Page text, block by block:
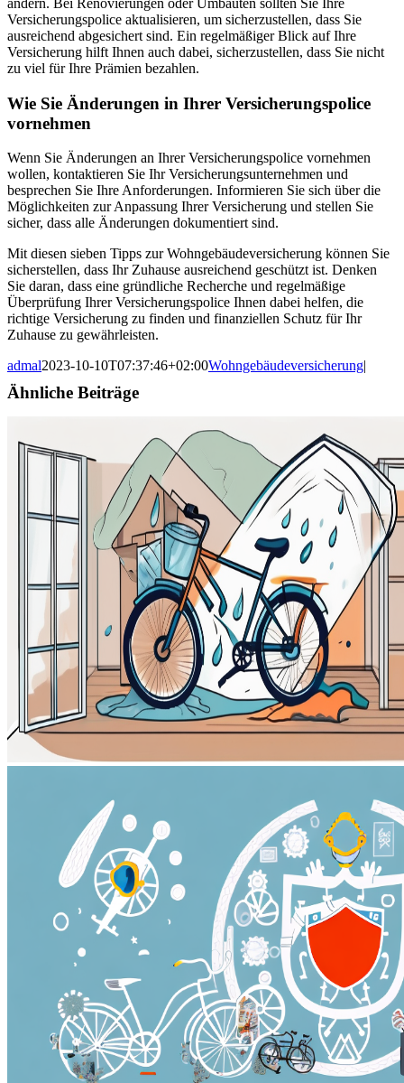
Versicherungspolice aktualisieren, um sicherzustellen, dass Sie
ausreichend abgesichert sind. Ein regelmäßiger Blick auf Ihre
Versicherung hilft Ihnen auch dabei, sicherzustellen, dass Sie nicht
zu viel für Ihre Prämien bezahlen.
Wie Sie Änderungen in Ihrer Versicherungspolice
vornehmen
Wenn Sie Änderungen an Ihrer Versicherungspolice vornehmen
wollen, kontaktieren Sie Ihr Versicherungsunternehmen und
besprechen Sie Ihre Anforderungen. Informieren Sie sich über die
Möglichkeiten zur Anpassung Ihrer Versicherung und stellen Sie
sicher, dass alle Änderungen dokumentiert sind.
Mit diesen sieben Tipps zur Wohngebäudeversicherung können Sie
sicherstellen, dass Ihr Zuhause ausreichend geschützt ist. Denken
Sie daran, dass eine gründliche Recherche und regelmäßige
Überprüfung Ihrer Versicherungspolice Ihnen dabei helfen, die
richtige Versicherung zu finden und finanziellen Schutz für Ihr
Zuhause zu gewährleisten.
admal2023-10-10T07:37:46+02:00Wohngebäudeversicherung|
Ähnliche Beiträge